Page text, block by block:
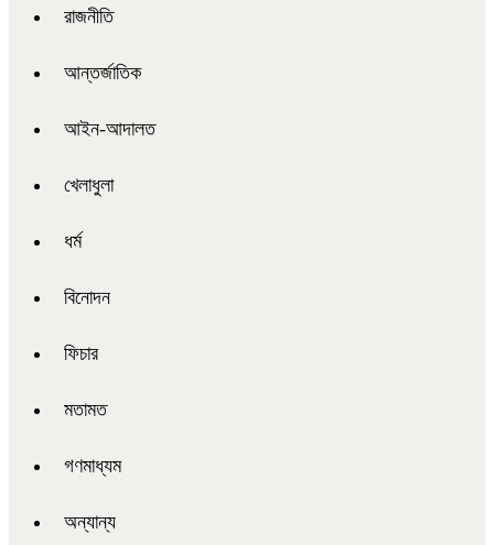
রাজনীতি
আন্তর্জাতিক
আইন-আদালত
খেলাধুলা
ধর্ম
বিনোদন
ফিচার
মতামত
গণমাধ্যম
অন্যান্য